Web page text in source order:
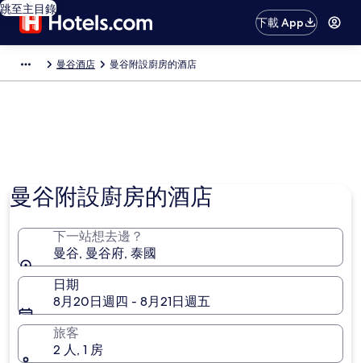
跳至主目錄
下載 App
曼谷酒店 曼谷附設廚房的酒店​
曼谷附設廚房的酒店
下一站想去邊？
曼谷, 曼谷府, 泰國
日期
8月20日週四 - 8月21日週五
旅客
2 人, 1 房